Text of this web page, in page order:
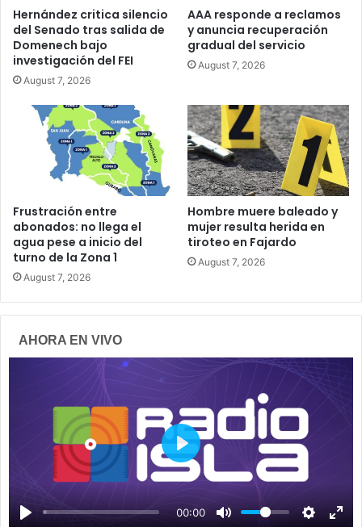
Hernández critica silencio
del Senado tras salida de
Domenech bajo
investigación del FEI
August 7, 2026
AAA responde a reclamos
y anuncia recuperación
gradual del servicio
August 7, 2026
Frustración entre
abonados: no llega el
agua pese a inicio del
turno de la Zona 1
August 7, 2026
Hombre muere baleado y
mujer resulta herida en
tiroteo en Fajardo
August 7, 2026
AHORA EN VIVO
00:00
P
a
y